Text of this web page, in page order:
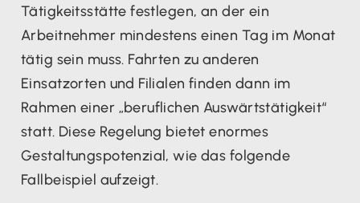
Tätigkeitsstätte festlegen, an der ein
Arbeitnehmer mindestens einen Tag im Monat
tätig sein muss. Fahrten zu anderen
Einsatzorten und Filialen finden dann im
Rahmen einer „beruflichen Auswärtstätigkeit“
statt. Diese Regelung bietet enormes
Gestaltungspotenzial, wie das folgende
Fallbeispiel aufzeigt.